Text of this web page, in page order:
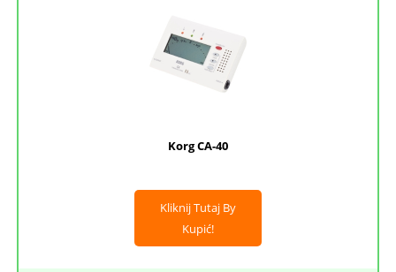
Korg CA-40
Kliknij Tutaj By
Kupić!